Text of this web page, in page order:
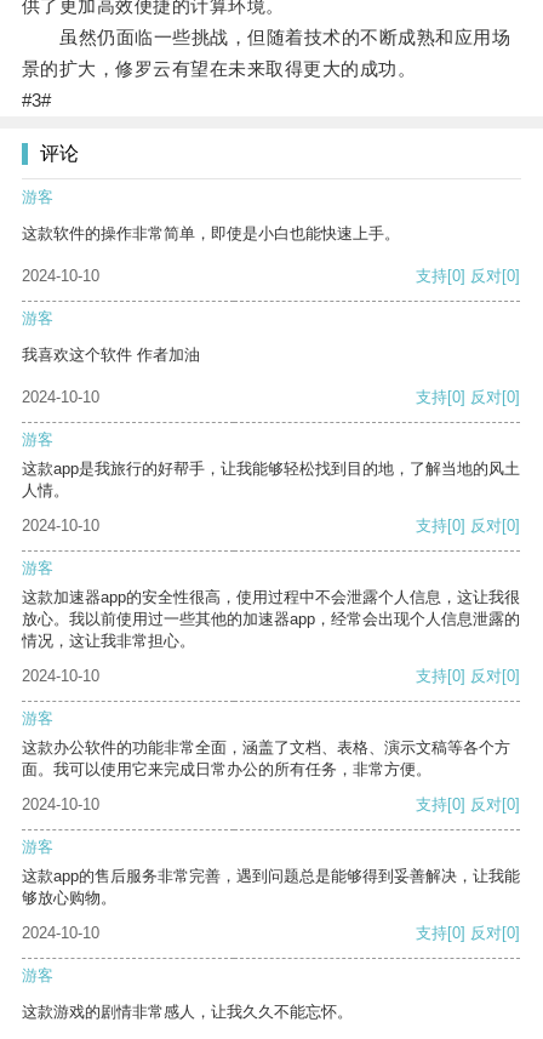
供了更加高效便捷的计算环境。
虽然仍面临一些挑战，但随着技术的不断成熟和应用场
景的扩大，修罗云有望在未来取得更大的成功。
#3#
评论
游客
这款软件的操作非常简单，即使是小白也能快速上手。
2024-10-10 支持[0] 反对[0]
游客
我喜欢这个软件 作者加油
2024-10-10 支持[0] 反对[0]
游客
这款app是我旅行的好帮手，让我能够轻松找到目的地，了解当地的风土
人情。
2024-10-10
支持[0] 反对[0]
游客
这款加速器app的安全性很高，使用过程中不会泄露个人信息，这让我很
放心。我以前使用过一些其他的加速器app，经常会出现个人信息泄露的
情况，这让我非常担心。
2024-10-10
支持[0] 反对[0]
游客
这款办公软件的功能非常全面，涵盖了文档、表格、演示文稿等各个方
面。我可以使用它来完成日常办公的所有任务，非常方便。
2024-10-10
支持[0] 反对[0]
游客
这款app的售后服务非常完善，遇到问题总是能够得到妥善解决，让我能
够放心购物。
2024-10-10
支持[0] 反对[0]
游客
这款游戏的剧情非常感人，让我久久不能忘怀。